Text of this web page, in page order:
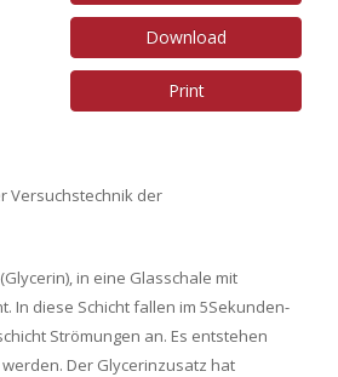
Download
Print
Versuchstechnik der
in eine Glasschale mit
In diese Schicht fallen im 5Sekunden-
Strömungen an. Es entstehen
Der Glycerinzusatz hat